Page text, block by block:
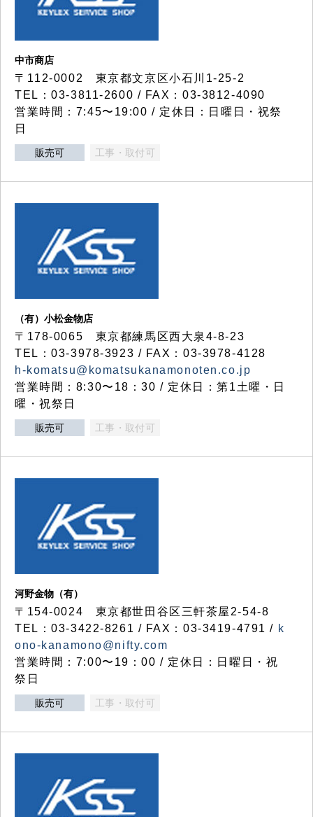
中市商店
〒112-0002 東京都文京区小石川1-25-2
TEL：03-3811-2600 / FAX：03-3812-4090
営業時間：7:45〜19:00 / 定休日：日曜日・祝祭
日
販売可 工事・取付可
（有）小松金物店
〒178-0065 東京都練馬区西大泉4-8-23
TEL：03-3978-3923 / FAX：03-3978-4128
h-komatsu@komatsukanamonoten.co.jp
営業時間：8:30〜18：30 / 定休日：第1土曜・日
曜・祝祭日
販売可 工事・取付可
河野金物（有）
〒154-0024 東京都世田谷区三軒茶屋2-54-8
TEL：03-3422-8261 / FAX：03-3419-4791 / k
ono-kanamono@nifty.com
営業時間：7:00〜19：00 / 定休日：日曜日・祝
祭日
販売可 工事・取付可